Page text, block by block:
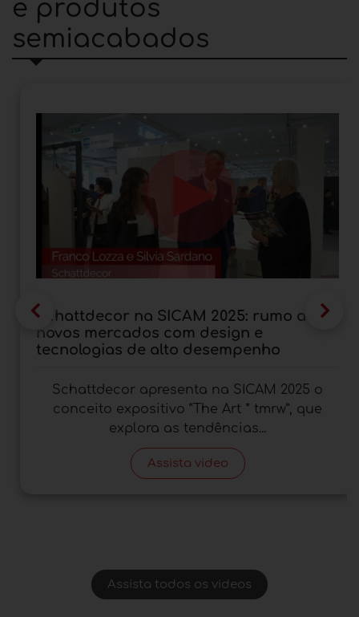
e produtos
semiacabados
Schattdecor na SICAM 2025: rumo a
novos mercados com design e
tecnologias de alto desempenho
Schattdecor apresenta na SICAM 2025 o
conceito expositivo “The Art * tmrw”, que
explora as tendências...
Assista video
Assista todos os videos